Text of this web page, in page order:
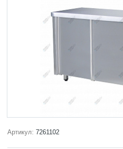
Артикул: 7261102